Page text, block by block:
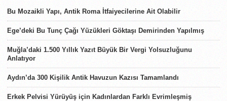
Bu Mozaikli Yapı, Antik Roma İtfaiyecilerine Ait Olabilir
Ege’deki Bu Tunç Çağı Yüzükleri Göktaşı Demirinden Yapılmış
Muğla’daki 1.500 Yıllık Yazıt Büyük Bir Vergi Yolsuzluğunu
Anlatıyor
Aydın’da 300 Kişilik Antik Havuzun Kazısı Tamamlandı
Erkek Pelvisi Yürüyüş için Kadınlardan Farklı Evrimleşmiş